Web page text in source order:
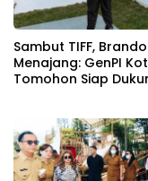
Sambut TIFF,
Menajang: ​GenPI
Tomohon Siap